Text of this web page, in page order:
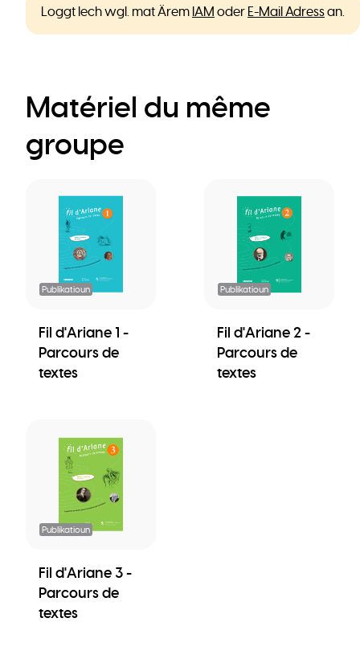
Loggt Iech wgl. mat Ärem IAM oder E-Mail Adressan.
Matériel du même
groupe
Publikatioun
Fil d'Ariane 1 -
Parcours de
textes
Publikatioun
Fil d'Ariane 2 -
Parcours de
textes
Publikatioun
Fil d'Ariane 3 -
Parcours de
textes